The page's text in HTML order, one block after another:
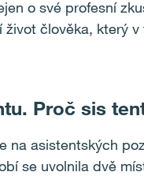
o své profesní
člověka, který
Proč sis
na asistentských
se uvolnila dvě